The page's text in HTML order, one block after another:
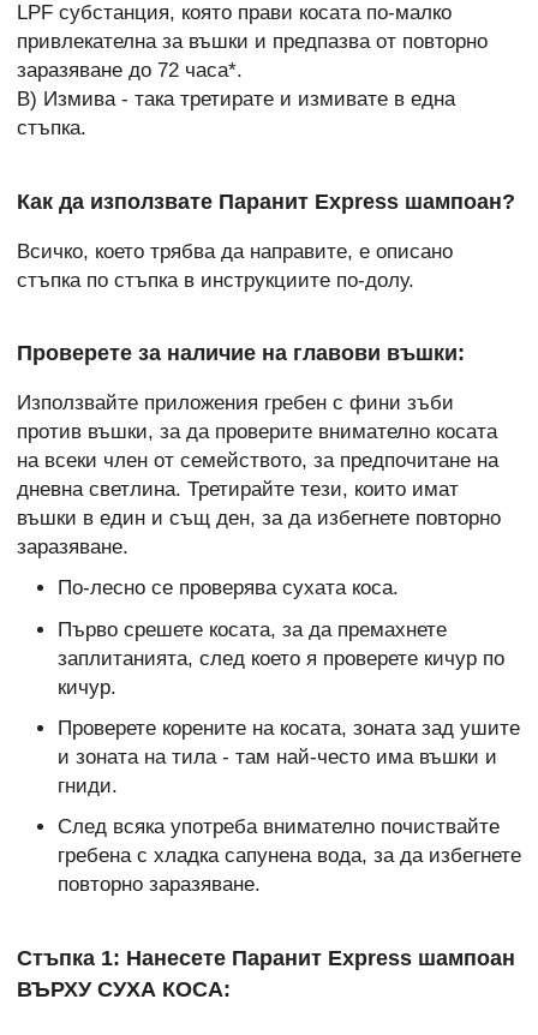
LPF субстанция, която прави косата по-малко
привлекателна за въшки и предпазва от повторно
заразяване до 72 часа*.
В) Измива - така третирате и измивате в една
стъпка.
Как да използвате Паранит Express шампоан?
Всичко, което трябва да направите, е описано
стъпка по стъпка в инструкциите по-долу.
Проверете за наличие на главови въшки:
Използвайте приложения гребен с фини зъби
против въшки, за да проверите внимателно косата
на всеки член от семейството, за предпочитане на
дневна светлина. Третирайте тези, които имат
въшки в един и същ ден, за да избегнете повторно
заразяване.
По-лесно се проверява сухата коса.
Първо срешете косата, за да премахнете
заплитанията, след което я проверете кичур по
кичур.
Проверете корените на косата, зоната зад ушите
и зоната на тила - там най-често има въшки и
гниди.
След всяка употреба внимателно почиствайте
гребена с хладка сапунена вода, за да избегнете
повторно заразяване.
Стъпка 1: Нанесете Паранит Express шампоан
ВЪРХУ СУХА КОСА: